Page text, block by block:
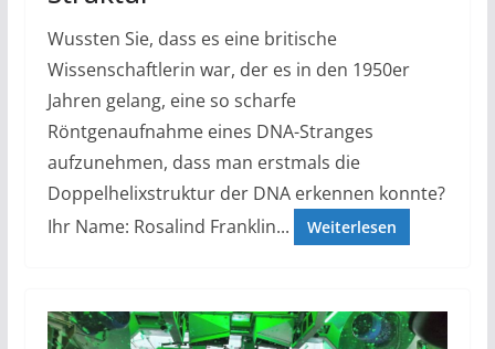
Wussten Sie, dass es eine britische
Wissenschaftlerin war, der es in den 1950er
Jahren gelang, eine so scharfe
Röntgenaufnahme eines DNA-Stranges
aufzunehmen, dass man erstmals die
Doppelhelixstruktur der DNA erkennen konnte?
Ihr Name: Rosalind Franklin...
Weiterlesen